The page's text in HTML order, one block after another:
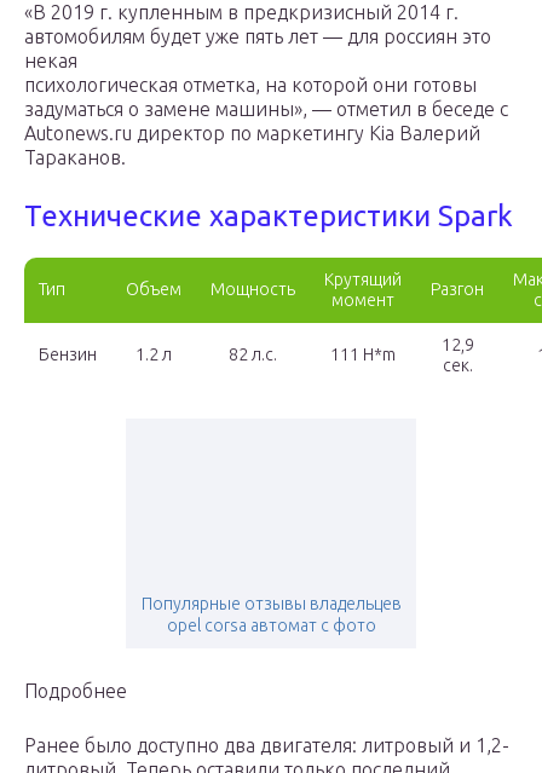
«В 2019 г. купленным в предкризисный 2014 г.
автомобилям будет уже пять лет — для россиян это
некая
психологическая отметка, на которой они готовы
задуматься о замене машины», — отметил в беседе с
Autonews.ru директор по маркетингу Kia Валерий
Тараканов.
Технические характеристики Spark
Тип Объем Мощность
Крутящий
момент
Разгон
Бензин 1.2 л 82 л.с. 111 H*m
12,9
сек.
Популярные отзывы владельцев
opel corsa автомат с фото
Подробнее
Ранее было доступно два двигателя: литровый и 1,2-